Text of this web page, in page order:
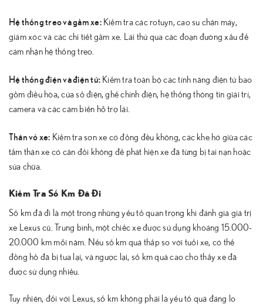
Hệ thống treo và gầm xe:Kiểm tra các rotuyn, cao su chân máy,
giảm xóc và các chi tiết gầm xe. Lái thử qua các đoạn đường xấu để
cảm nhận hệ thống treo.
Hệ thống điện và điện tử: Kiểm tra toàn bộ các tính năng điện tử bao
gồm điều hòa, cửa sổ điện, ghế chỉnh điện, hệ thống thông tin giải trí,
camera và các cảm biến hỗ trợ lái.
Thân vỏ xe: Kiểm tra sơn xe có đồng đều không, các khe hở giữa các
tấm thân xe có cân đối không để phát hiện xe đã từng bị tai nạn hoặc
sửa chữa.
Kiểm Tra Số Km Đã Đi
Số km đã đi là một trong những yếu tố quan trọng khi đánh giá giá trị
xe Lexus cũ. Trung bình, một chiếc xe được sử dụng khoảng 15.000-
20.000 km mỗi năm. Nếu số km quá thấp so với tuổi xe, có thể
đồng hồ đã bị tua lại, và ngược lại, số km quá cao cho thấy xe đã
được sử dụng nhiều.
Tuy nhiên, đối với Lexus, số km không phải là yếu tố quá đáng lo